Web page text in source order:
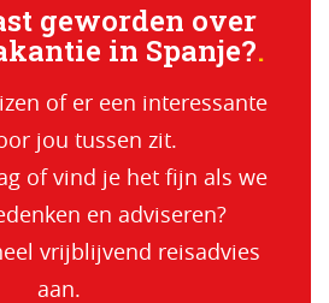
geworden over
in Spanje?
of er een interessante
jou tussen zit.
of vind je het fijn als we
en adviseren?
vrijblijvend reisadvies
aan.